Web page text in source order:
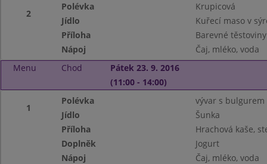
2
Polévka
Krupicová
Jídlo
Kuřecí maso v
Příloha
Barevné těstoviny
Nápoj
Čaj, mléko, voda
Menu
Chod
Pátek 23. 9. 2016
(11:00 - 14:00)
1
Polévka
vývar s bulgurem
Jídlo
Šunka
Příloha
Hrachová kaše,
Doplněk
Jogurt
Nápoj
Čaj, mléko, voda